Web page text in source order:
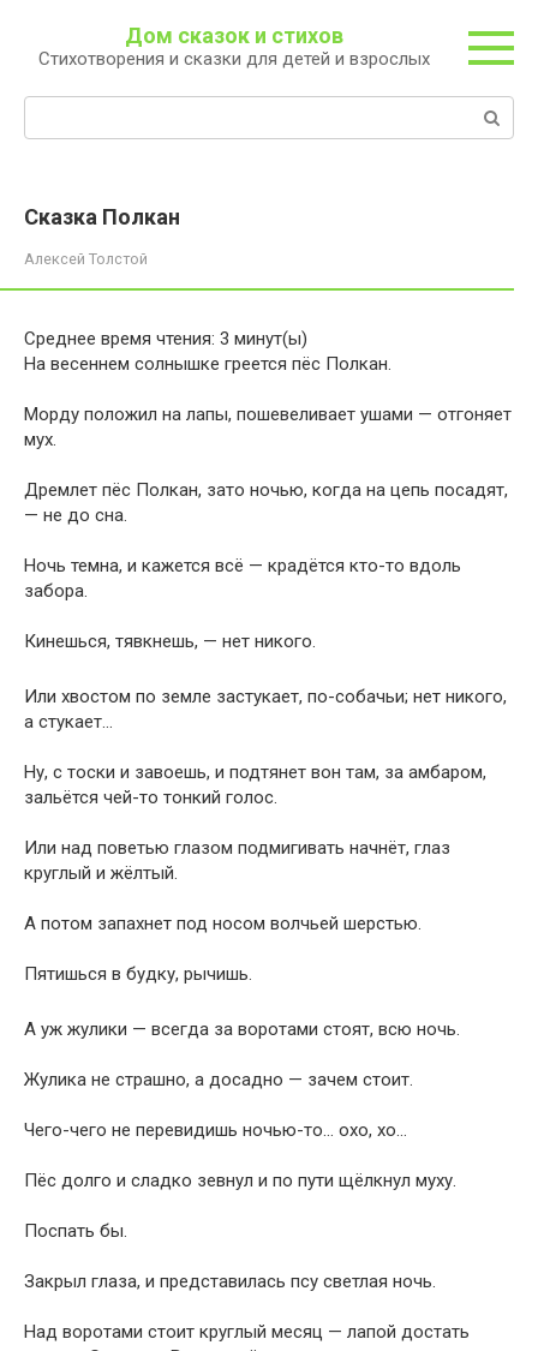
контенту
Дом сказок и стихов
Стихотворения и сказки для детей и взрослых
Сказка Полкан
Алексей Толстой
Среднее время чтения: 3 минут(ы)
На весеннем солнышке греется пёс Полкан.
Морду положил на лапы, пошевеливает ушами — отгоняет
мух.
Дремлет пёс Полкан, зато ночью, когда на цепь посадят,
— не до сна.
Ночь темна, и кажется всё — крадётся кто-то вдоль
забора.
Кинешься, тявкнешь, — нет никого.
Или хвостом по земле застукает, по-собачьи; нет никого,
а стукает…
Ну, с тоски и завоешь, и подтянет вон там, за амбаром,
зальётся чей-то тонкий голос.
Или над поветью глазом подмигивать начнёт, глаз
круглый и жёлтый.
А потом запахнет под носом волчьей шерстью.
Пятишься в будку, рычишь.
А уж жулики — всегда за воротами стоят, всю ночь.
Жулика не страшно, а досадно — зачем стоит.
Чего-чего не перевидишь ночью-то… охо, хо…
Пёс долго и сладко зевнул и по пути щёлкнул муху.
Поспать бы.
Закрыл глаза, и представилась псу светлая ночь.
Над воротами стоит круглый месяц — лапой достать